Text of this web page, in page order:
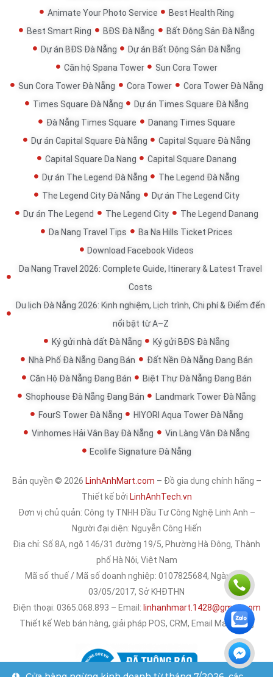
Animate Your Photo Service
Best Health Ring
Best Smart Ring
BĐS Đà Nẵng
Bất Động Sản Đà Nẵng
Dự án BĐS Đà Nẵng
Dự án Bất Động Sản Đà Nẵng
Căn hộ Spana Tower
Sun Cora Tower
Sun Cora Tower Đà Nẵng
Cora Tower
Cora Tower Đà Nẵng
Times Square Đà Nẵng
Dự án Times Square Đà Nẵng
Đà Nẵng Times Square
Danang Times Square
Dự án Capital Square Đà Nẵng
Capital Square Đà Nẵng
Capital Square Da Nang
Capital Square Danang
Dự án The Legend Đà Nẵng
The Legend Đà Nẵng
The Legend City Đà Nẵng
Dự án The Legend City
Dự án The Legend
The Legend City
The Legend Danang
Da Nang Travel Tips
Ba Na Hills Ticket Prices
Download Facebook Videos
Da Nang Travel 2026: Complete Guide, Itinerary & Latest Travel
Costs
Du lịch Đà Nẵng 2026: Kinh nghiệm, Lịch trình, Chi phí & Điểm đến
nổi bật từ A–Z
Ký gửi nhà đất Đà Nẵng
Ký gửi BĐS Đà Nẵng
Nhà Phố Đà Nẵng Đang Bán
Đất Nền Đà Nẵng Đang Bán
Căn Hộ Đà Nẵng Đang Bán
Biệt Thự Đà Nẵng Đang Bán
Shophouse Đà Nẵng Đang Bán
Landmark Tower Đà Nẵng
FourS Tower Đà Nẵng
HIYORI Aqua Tower Đà Nẵng
Vinhomes Hải Vân Bay Đà Nẵng
Vin Làng Vân Đà Nẵng
Ecolife Signature Đà Nẵng
Bản quyền © 2026 LinhAnhMart.com – Đồ gia dụng chính hãng –
Thiết kế bởi LinhAnhTech.vn
Đơn vị chủ quản: Công ty TNHH Đầu Tư Công Nghệ Linh Anh –
Người đại diện: Nguyễn Công Hiến
Địa chỉ: Số 8A, ngõ 146/31 đường 19/5, Phường Hà Đông, Thành
phố Hà Nội, Việt Nam
Mã số thuế / Mã số doanh nghiệp: 0107825684, Ngày cấp:
03/05/2017, Sở KHĐTHN
Điện thoại: 0365.068.893 – Email: linhanhmart.1428@gmail.com
Thiết kế Web bán hàng, giải pháp POS, CRM, Email Marketing